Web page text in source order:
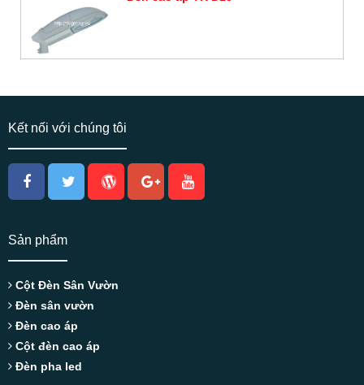
Kết nối với chúng tôi
Sản phẩm
Cột Đèn Sân Vườn
Đèn sân vườn
Đèn cao áp
Cột đèn cao áp
Đèn pha led